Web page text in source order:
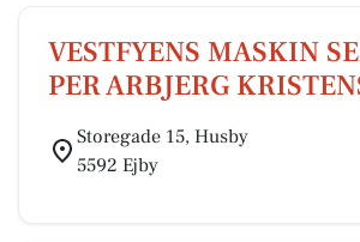
VESTFYENS MASKIN
PER ARBJERG
Storegade 15, Husby
5592 Ejby